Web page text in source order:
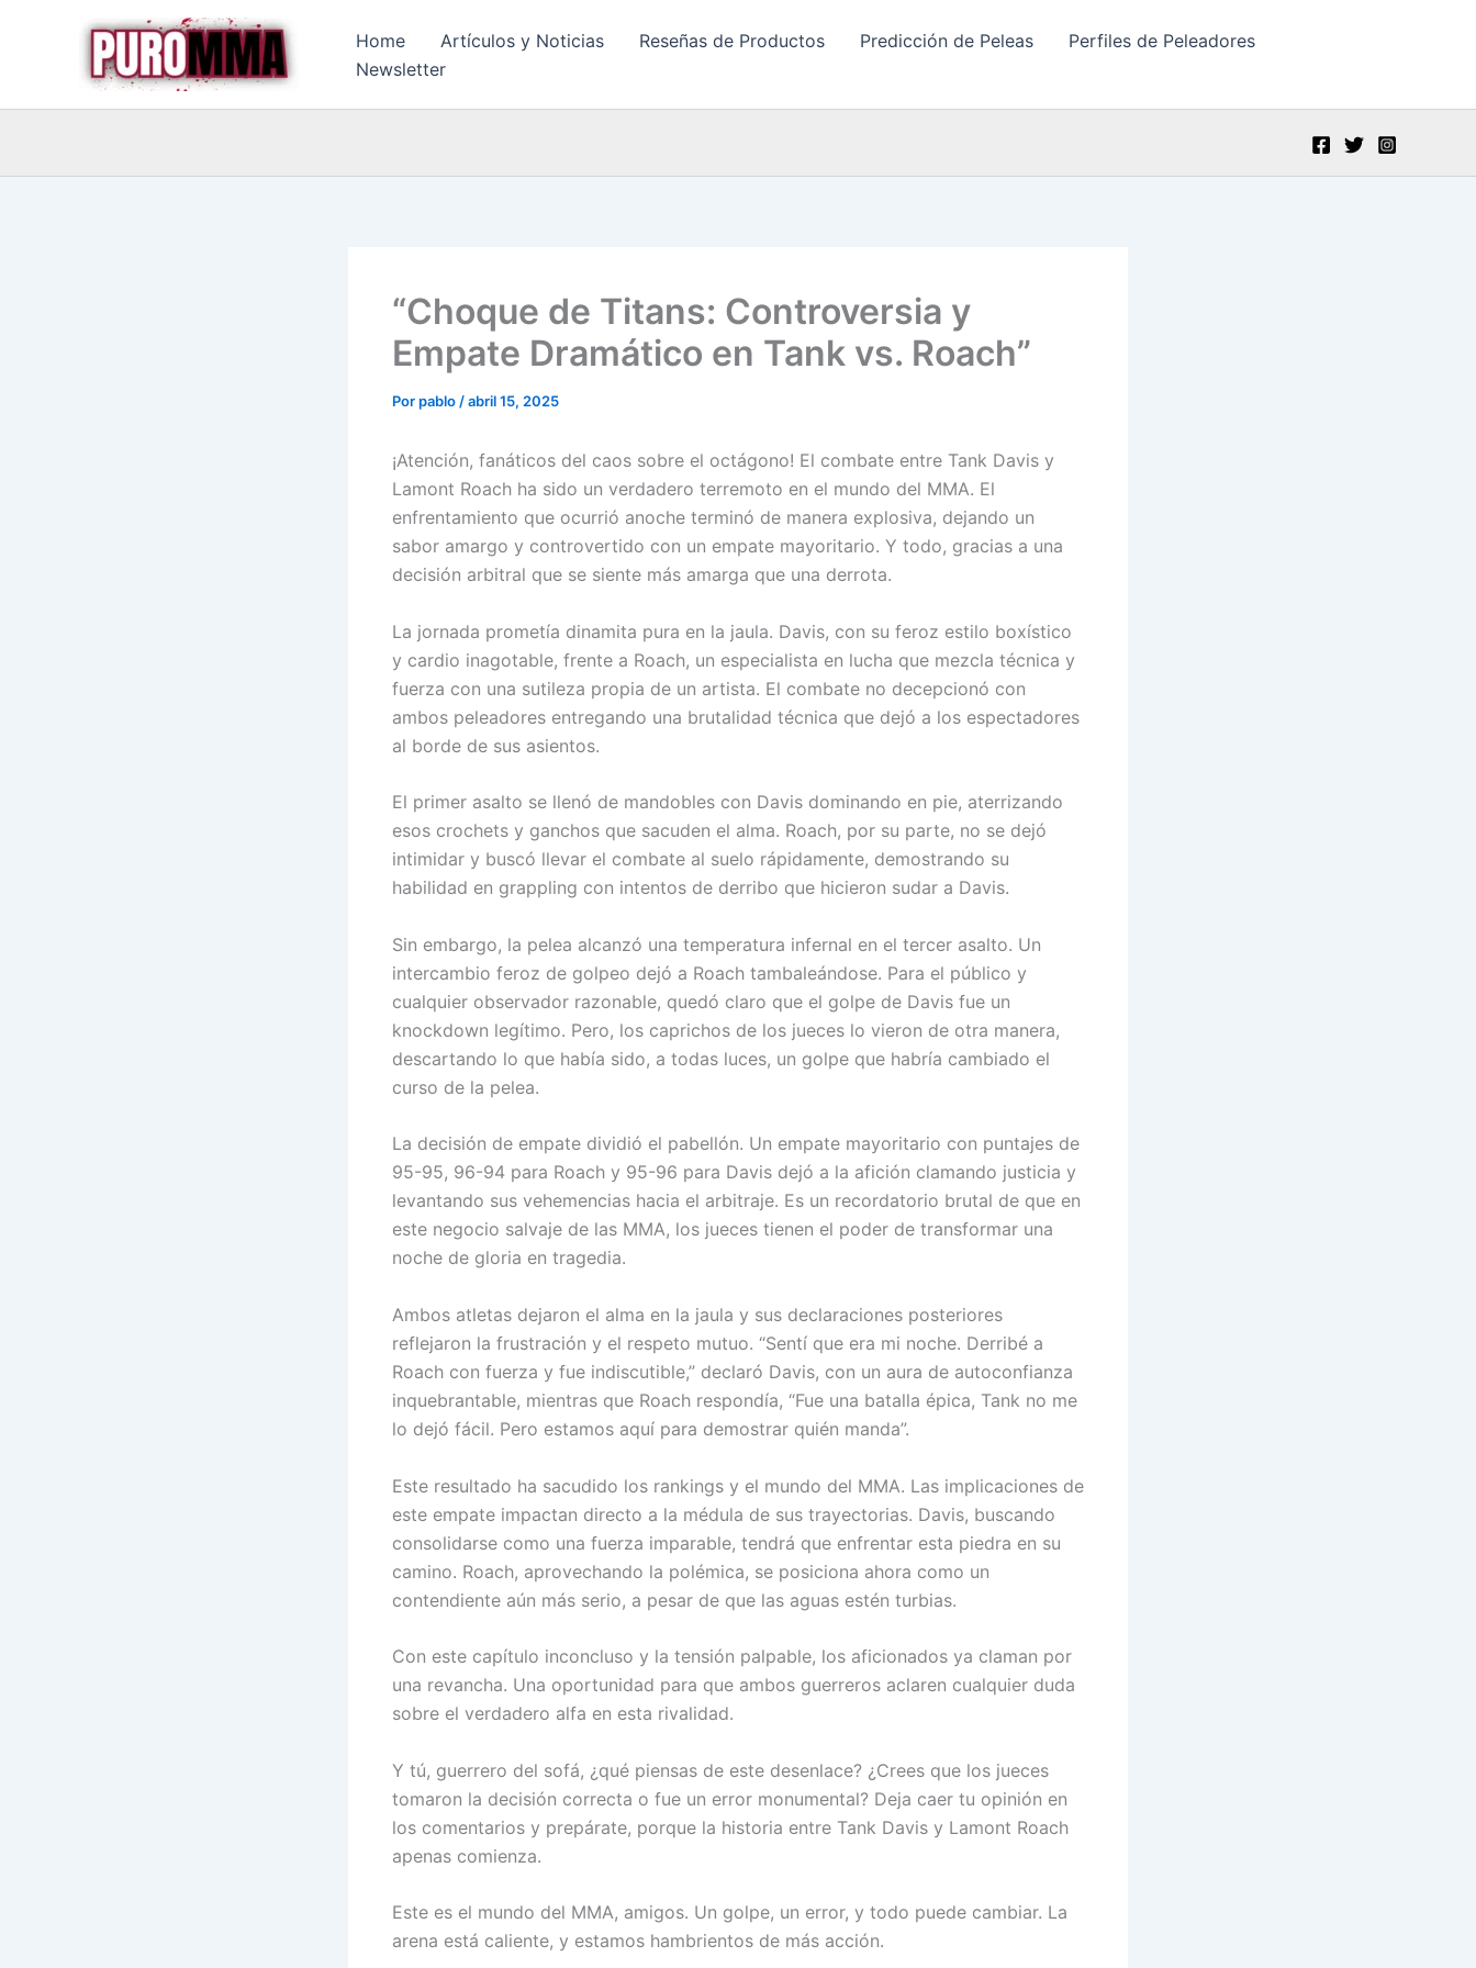
Home Artículos y Noticias Reseñas de Productos Predicción de Peleas
Perfiles de Peleadores
Newsletter
“Choque de Titans: Controversia y
Empate Dramático en Tank vs. Roach”
Porpablo /abril 15, 2025
¡Atención, fanáticos del caos sobre el octágono! El combate entre Tank Davis y
Lamont Roach ha sido un verdadero terremoto en el mundo del MMA. El
enfrentamiento que ocurrió anoche terminó de manera explosiva, dejando un
sabor amargo y controvertido con un empate mayoritario. Y todo, gracias a una
decisión arbitral que se siente más amarga que una derrota.
La jornada prometía dinamita pura en la jaula. Davis, con su feroz estilo boxístico
y cardio inagotable, frente a Roach, un especialista en lucha que mezcla técnica y
fuerza con una sutileza propia de un artista. El combate no decepcionó con
ambos peleadores entregando una brutalidad técnica que dejó a los espectadores
al borde de sus asientos.
El primer asalto se llenó de mandobles con Davis dominando en pie, aterrizando
esos crochets y ganchos que sacuden el alma. Roach, por su parte, no se dejó
intimidar y buscó llevar el combate al suelo rápidamente, demostrando su
habilidad en grappling con intentos de derribo que hicieron sudar a Davis.
Sin embargo, la pelea alcanzó una temperatura infernal en el tercer asalto. Un
intercambio feroz de golpeo dejó a Roach tambaleándose. Para el público y
cualquier observador razonable, quedó claro que el golpe de Davis fue un
knockdown legítimo. Pero, los caprichos de los jueces lo vieron de otra manera,
descartando lo que había sido, a todas luces, un golpe que habría cambiado el
curso de la pelea.
La decisión de empate dividió el pabellón. Un empate mayoritario con puntajes de
95-95, 96-94 para Roach y 95-96 para Davis dejó a la afición clamando justicia y
levantando sus vehemencias hacia el arbitraje. Es un recordatorio brutal de que en
este negocio salvaje de las MMA, los jueces tienen el poder de transformar una
noche de gloria en tragedia.
Ambos atletas dejaron el alma en la jaula y sus declaraciones posteriores
reflejaron la frustración y el respeto mutuo. “Sentí que era mi noche. Derribé a
Roach con fuerza y fue indiscutible,” declaró Davis, con un aura de autoconfianza
inquebrantable, mientras que Roach respondía, “Fue una batalla épica, Tank no me
lo dejó fácil. Pero estamos aquí para demostrar quién manda”.
Este resultado ha sacudido los rankings y el mundo del MMA. Las implicaciones de
este empate impactan directo a la médula de sus trayectorias. Davis, buscando
consolidarse como una fuerza imparable, tendrá que enfrentar esta piedra en su
camino. Roach, aprovechando la polémica, se posiciona ahora como un
contendiente aún más serio, a pesar de que las aguas estén turbias.
Con este capítulo inconcluso y la tensión palpable, los aficionados ya claman por
una revancha. Una oportunidad para que ambos guerreros aclaren cualquier duda
sobre el verdadero alfa en esta rivalidad.
Y tú, guerrero del sofá, ¿qué piensas de este desenlace? ¿Crees que los jueces
tomaron la decisión correcta o fue un error monumental? Deja caer tu opinión en
los comentarios y prepárate, porque la historia entre Tank Davis y Lamont Roach
apenas comienza.
Este es el mundo del MMA, amigos. Un golpe, un error, y todo puede cambiar. La
arena está caliente, y estamos hambrientos de más acción.